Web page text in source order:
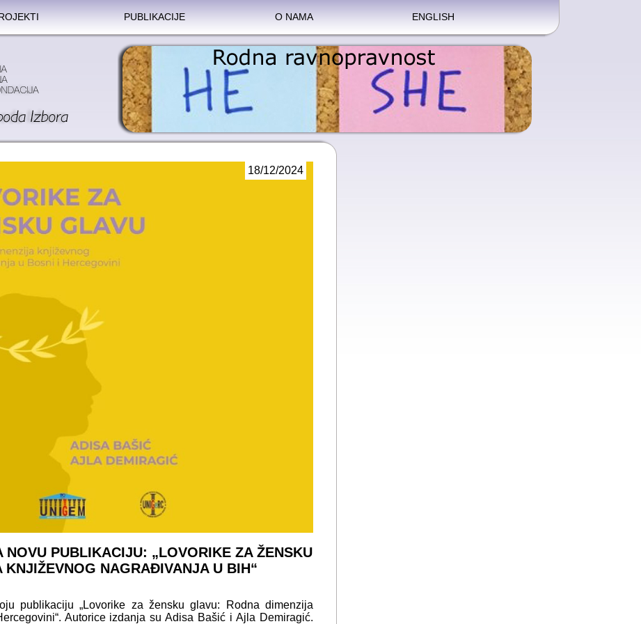
PUBLIKACIJE O NAMA ENGLISH
18/12/2024
PUBLIKACIJU: „LOVORIKE ZA ŽENSKU
NAGRAĐIVANJA U BIH“
publikaciju „Lovorike za žensku glavu: Rodna dimenzija
Autorice izdanja su Adisa Bašić i Ajla Demiragić.